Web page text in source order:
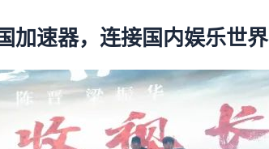
加速器，连接国内娱乐世界